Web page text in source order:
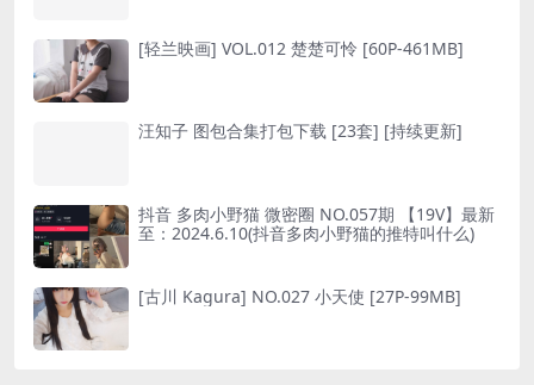
[轻兰映画] VOL.012 楚楚可怜 [60P-461MB]
汪知子 图包合集打包下载 [23套] [持续更新]
抖音 多肉小野猫 微密圈 NO.057期 【19V】最新
至：2024.6.10(抖音多肉小野猫的推特叫什么)
[古川 Kagura] NO.027 小天使 [27P-99MB]